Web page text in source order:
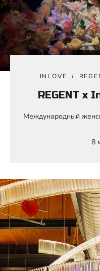
INLOVE
REGENT x
Международный
8